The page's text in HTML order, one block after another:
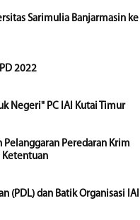
Sarimulia Banjarmasin ke
2022
Negeri" PC IAI Kutai Timur
Pelanggaran Peredaran Krim
Ketentuan
(PDL) dan Batik Organisasi IAI